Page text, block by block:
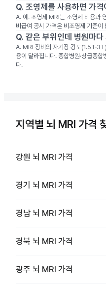
Q. 조영제를 사용하면 가
A. 예. 조영제 MRI는 조영제 비용과
비급여 공시 가격은 비조영제 기준
Q. 같은 부위인데 병원마
A. MRI 장비의 자기장 강도
용이 달라집니다. 종합병원·상급종
다.
지역별 뇌 MRI 가격
강원 뇌 MRI 가격
경기 뇌 MRI 가격
경남 뇌 MRI 가격
경북 뇌 MRI 가격
광주 뇌 MRI 가격